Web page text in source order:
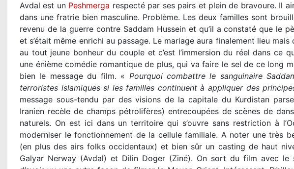
Avdal est un Peshmerga respecté par ses pairs et plein de bravoure. Il
dans une fratrie bien masculine. Problème. Les deux familles sont
revenu de la guerre contre Saddam Hussein et qu’il a constaté que le
et s’était même enrichi au passage. Le mariage aura finalement lieu
au tout jeune bonheur du couple et c’est l’immersion du réel dans ce
une énième comédie romantique de plus, qui va faire le sel de ce long
bien le message du film. « Pourquoi combattre le sanguinaire
terroristes islamiques si les familles continuent à appliquer des
message sous-tendu par des visions de la capitale du Kurdistan
Iranien recèle de champs pétrolifères) entrecoupées de scènes de
naturels. On est ici dans un territoire qui s’ouvre sans restriction à
moderniser le fonctionnement de la cellule familiale. A noter une très
(en plus des airs folks occidentaux) et bien sûr un casting de haut
Galyar Nerway (Avdal) et Dilin Doger (Ziné). On sort du film avec le